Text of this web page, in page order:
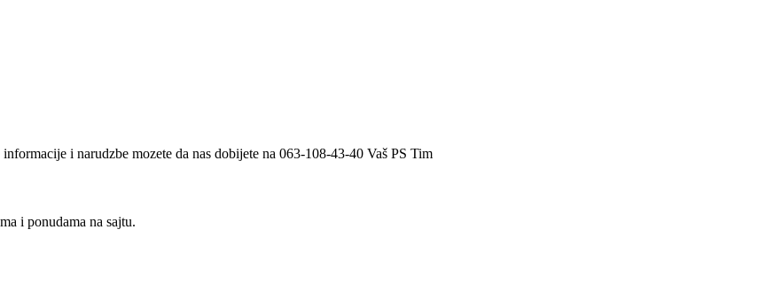
i narudzbe mozete da nas dobijete na 063-108-43-40 Vaš PS Tim
i ponudama na sajtu.